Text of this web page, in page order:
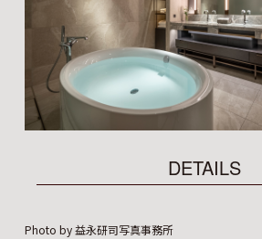
DETAILS
Photo by 益永研司写真事務所